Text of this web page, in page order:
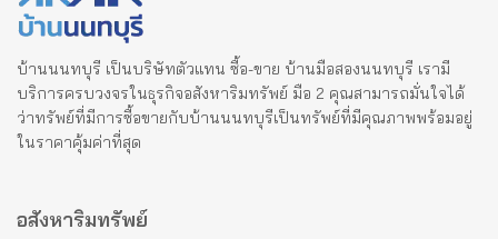
บ้านนนทบุรี เป็นบริษัทตัวแทน ซื้อ-ขาย บ้านมือสองนนทบุรี เรามี
บริการครบวงจรในธุรกิจอสังหาริมทรัพย์ มือ 2 คุณสามารถมั่นใจได้
ว่าทรัพย์ที่มีการซื้อขายกับบ้านนนทบุรีเป็นทรัพย์ที่มีคุณภาพพร้อมอยู่
ในราคาคุ้มค่าที่สุด
อสังหาริมทรัพย์